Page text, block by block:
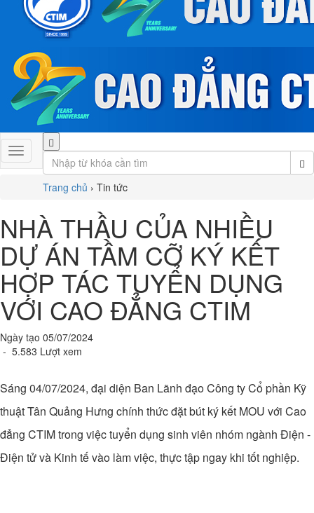
Trang chủ › Tin tức
NHÀ THẦU CỦA NHIỀU
DỰ ÁN TẦM CỠ KÝ KẾT
HỢP TÁC TUYỂN DỤNG
VỚI CAO ĐẲNG CTIM
Ngày tạo 05/07/2024
- 5.583 Lượt xem
Sáng 04/07/2024, đại diện Ban Lãnh đạo Công ty Cổ phần Kỹ
thuật Tân Quảng Hưng chính thức đặt bút ký kết MOU với Cao
đẳng CTIM trong việc tuyển dụng sinh viên nhóm ngành Điện -
Điện tử và Kinh tế vào làm việc, thực tập ngay khi tốt nghiệp.